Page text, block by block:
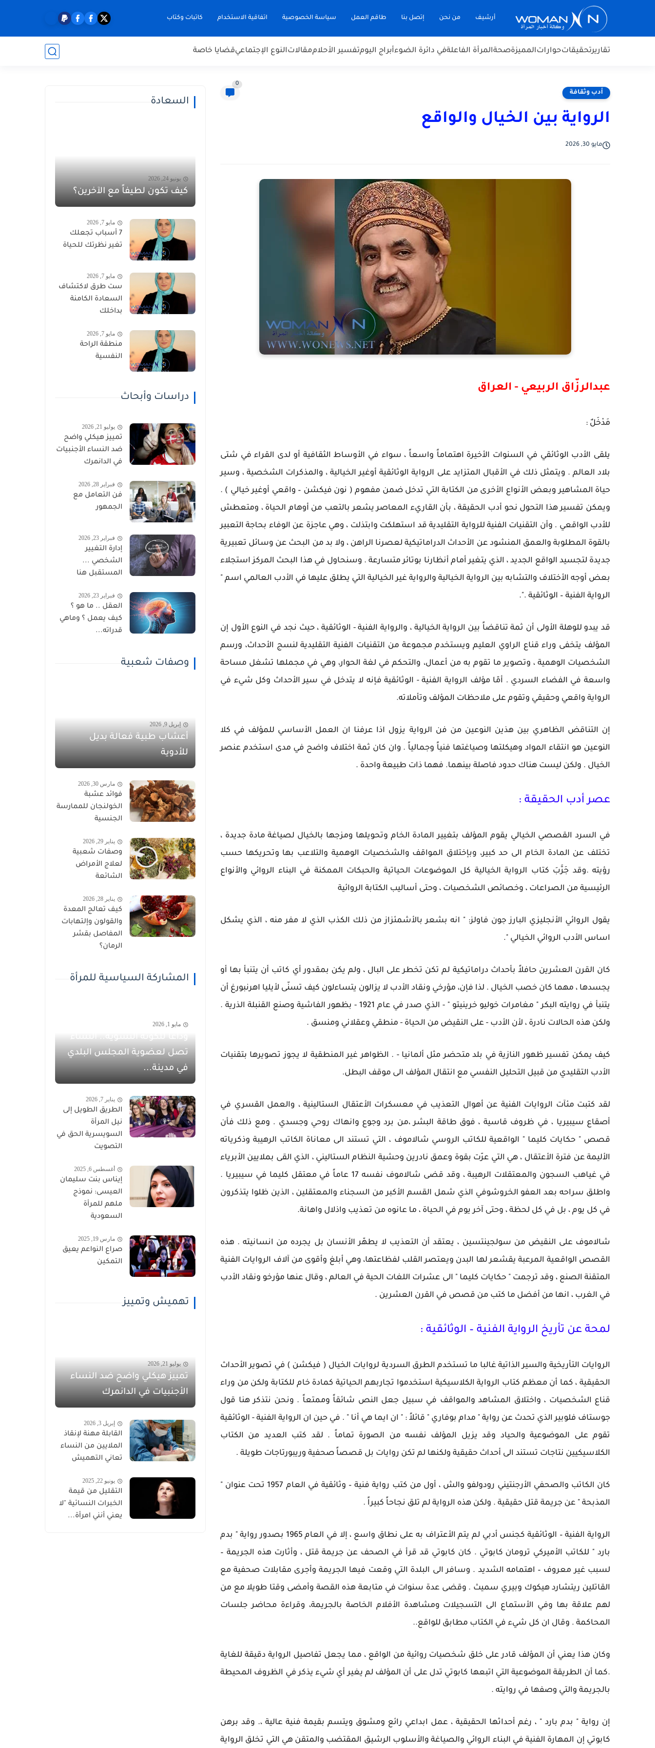
أرشيف من نحن إتصل بنا طاقم العمل سياسة الخصوصية اتفاقية الاستخدام كاتبات وكتاب
تقاريرتحقيقاتحواراتالمميزةصحةالمرأة الفاعلةفي دائرة الضوءأبراج اليومتفسير الأحلاممقالاتالنوع الإجتماعيقضايا خاصة
أدب وثقافة
0
الرواية بين الخيال والواقع
مايو 30, 2026
عبدالرزّاق الربيعي - العراق
مَدْخَلٌ :
يلقى الأدب الوثائقي في السنوات الأخيرة اهتماماً واسعاً ، سواء في الأوساط الثقافية أو لدى القراء في شتى
بلاد العالم . ويتمثل ذلك في الأقبال المتزايد على الرواية الوثائقية أوغير الخيالية ، والمذكرات الشخصية ، وسير
حياة المشاهير وبعض الأنواع الأخرى من الكتابة التي تدخل ضمن مفهوم ( نون فيكشن – واقعي أوغير خيالي ) .
ويمكن تفسير هذا التحول نحو أدب الحقيقة ، بأن القاريء المعاصر يشعر بالتعب من أوهام الحياة ، ومتعطش
للأدب الواقعي . وأن التقنيات الفنية للرواية التقليدية قد استهلكت وابتذلت ، وهي عاجزة عن الوفاء بحاجة التعبير
بالقوة المطلوبة والعمق المنشود عن الأحداث الدراماتيكية لعصرنا الراهن ، ولا بد من البحث عن وسائل تعبيرية
جديدة لتجسيد الواقع الجديد ، الذي يتغير أمام أنظارنا بوتائر متسارعة . وسنحاول في هذا البحث المركز استجلاء
بعض أوجه الأختلاف والتشابه بين الرواية الخيالية والرواية غير الخيالية التي يطلق عليها في الأدب العالمي اسم "
الرواية الفنية – الوثائقية .".
قد يبدو للوهلة الأولى أن ثمة تناقضاً بين الرواية الخيالية ، والرواية الفنية - الوثائقية ، حيث نجد في النوع الأول إن
المؤلف يتخفى وراء قناع الراوي العليم ويستخدم مجموعة من التقنيات الفنية التقليدية لنسج الأحداث، ورسم
الشخصيات الوهمية ، وتصوير ما تقوم به من أعمال، والتحكم في لغة الحوار، وهي في مجملها تشغل مساحة
واسعة في الفضاء السردي . أمّا مؤلف الرواية الفنية - الوثائقية فإنه لا يتدخل في سير الأحداث وكل شيء في
الرواية واقعي وحقيقي وتقوم على ملاحظات المؤلف وتأملاته.
إن التناقض الظاهري بين هذين النوعين من فن الرواية يزول اذا عرفنا ان العمل الأساسي للمؤلف في كلا
النوعين هو انتقاء المواد وهيكلتها وصياغتها فنياً وجمالياً . وان كان ثمة اختلاف واضح في مدى استخدم عنصر
الخيال . ولكن ليست هناك حدود فاصلة بينهما. فهما ذات طبيعة واحدة .
عصر أدب الحقيقة :
في السرد القصصي الخيالي يقوم المؤلف بتغيير المادة الخام وتحويلها ومزجها بالخيال لصياغة مادة جديدة ،
تختلف عن المادة الخام الى حد كبير، وبإختلاق المواقف والشخصيات الوهمية والتلاعب بها وتحريكها حسب
رؤيته .وقد جَرَّبَ كتاب الرواية الخيالية كل الموضوعات الحياتية والحبكات الممكنة في البناء الروائي والأنواع
الرئيسية من الصراعات ، وخصائص الشخصيات ، وحتى أساليب الكتابة الروائية
يقول الروائي الأنجليزي البارز جون فاولز: " انه بشعر بالأشمئزاز من ذلك الكذب الذي لا مفر منه ، الذي يشكل
اساس الأدب الروائي الخيالي ".
كان القرن العشرين حافلاً بأحداث دراماتيكية لم تكن تخطر على البال ، ولم يكن بمقدور أي كاتب أن يتنبأ بها أو
يجسدها ، مهما كان خصب الخيال . لذا فإن، مؤرخي ونقاد الأدب لا يزالون يتساءلون كيف تسنّى لأيليا اهرنبورغ أن
يتنبأ في روايته البكر " مغامرات خوليو خرينيتو " - الذي صدر في عام 1921 - بظهور الفاشية وصنع القنبلة الذرية .
ولكن هذه الحالات نادرة ، لأن الأدب - على النقيض من الحياة - منطقي وعقلاني ومنسق .
كيف يمكن تفسير ظهور النازية في بلد متحضر مثل ألمانيا - . الظواهر غير المنطقية لا يجوز تصويرها بتقنيات
الأدب التقليدي من قبيل التحليل النفسي مع انتقال المؤلف الى موقف البطل.
لقد كتبت مئآت الروايات الفنية عن أهوال التعذيب في معسكرات الأعتقال الستالينية ، والعمل القسري في
أصقاع سيبيريا ، في ظروف قاسية ، فوق طاقة البشر ،من برد وجوع وانهاك روحي وجسدي . ومع ذلك فأن
قصص " حكايات كليما " الواقعية للكاتب الروسي شالاموف ، التي تستند الى معاناة الكاتب الرهيبة وذكرياته
الأليمة عن فترة الأعتقال ، هي التي عرّت بقوة وعمق نادرين وحشية النظام الستاليني ، الذي القى بملايين الأبرياء
في غياهب السجون والمعتقلات الرهيبة ، وقد قضى شالاموف نفسه 17 عاماً في معتقل كليما في سيبيريا .
واطلق سراحه بعد العفو الخروشوفي الذي شمل القسم الأكبر من السجناء والمعتقلين ، الذين ظلوا يتذكرون
في كل يوم ، بل في كل لحظة ، وحتى آخر يوم في الحياة ، ما عانوه من تعذيب واذلال واهانة.
شالاموف على النقيض من سولجينتسين ، يعتقد أن التعذيب لا يطهّر الأنسان بل يجرده من انسانيته . هذه
القصص الواقعية المرعبة يقشعر لها البدن ويعتصر القلب لفظاعتها، وهي أبلغ وأقوى من آلاف الروايات الفنية
المتقنة الصنع ، وقد ترجمت " حكايات كليما " الى عشرات اللغات الحية في العالم ، وقال عنها مؤرخو ونقاد الأدب
في الغرب ، انها من أفضل ما كتب من قصص في القرن العشرين .
لمحة عن تأريخ الرواية الفنية – الوثائقية :
الروايات التأريخية والسير الذاتية غالبا ما تستخدم الطرق السردية لروايات الخيال ( فيكشن ) في تصوير الأحداث
الحقيقية ، كما أن معظم كتاب الرواية الكلاسيكية استخدموا تجاربهم الحياتية كمادة خام للكتابة ولكن من وراء
قناع الشخصيات ، واختلاق المشاهد والمواقف في سبيل جعل النص شائقاً وممتعاً . ونحن نتذكر هنا قول
جوستاف فلوبير الذي تحدث عن رواية " مدام بوفاري " قائلاً : " ان ايما هي أنا " . في حين ان الرواية الفنية - الوثائقية
تقوم على الموضوعية والحياد وقد يزيل المؤلف نفسه من الصورة تماماً . لقد كتب العديد من الكتاب
الكلاسيكيين نتاجات تستند الى أحداث حقيقية ولكنها لم تكن روايات بل قصصاً صحفية وريبورتاجات طويلة .
كان الكاتب والصحفي الأرجنتيني رودولفو والش ، أول من كتب رواية فنية – وثائقية في العام 1957 تحت عنوان "
المذبحة " عن جريمة قتل حقيقية . ولكن هذه الرواية لم تلق نجاحاً كبيراً .
الرواية الفنية – الوثائقية كجنس أدبي لم يتم الأعتراف به على نطاق واسع ، إلا في العام 1965 بصدور رواية " بدم
بارد " للكاتب الأميركي ترومان كابوتي . كان كابوتي قد قرأ في الصحف عن جريمة قتل ، وأثارت هذه الجريمة –
لسبب غير معروف – اهتمامه الشديد . وسافر الى البلدة التي وقعت فيها الجريمة وأجرى مقابلات صحفية مع
القاتلين ريتشارد هيكوك وبيري سميث . وقضى عدة سنوات في متابعة هذه القصة وأمضى وقتا طويلا مع من
لهم علاقة بها وفي الأستماع الى التسجيلات ومشاهدة الأفلام الخاصة بالجريمة، وقراءة محاضر جلسات
المحاكمة . وقال ان كل شيء في الكتاب مطابق للواقع..
وكان هذا يعني أن المؤلف قادر على خلق شخصيات روائية من الواقع ، مما يجعل تفاصيل الرواية دقيقة للغاية
.كما أن الطريقة الموضوعية التي اتبعها كابوتي تدل على أن المؤلف لم يغير أي شيء يذكر في الظروف المحيطة
بالجريمة والتي وصفها في روايته .
إن رواية " بدم بارد " ، رغم أحداثها الحقيقية ، عمل ابداعي رائع ومشوق ويتسم بقيمة فنية عالية ،. وقد برهن
كابوتي إن المهارة الفنية في البناء الروائي والصياغة والأسلوب الرشيق المقتضب والمتقن هي التي تخلق الرواية
السعادة
يونيو 24, 2026
كيف تكون لطيفاً مع الآخرين؟
مايو 7, 2026
7 أسباب تجعلك
تغير نظرتك للحياة
مايو 7, 2026
ست طرق لاكتشاف
السعادة الكامنة
بداخلك
مايو 7, 2026
منطقة الراحة
النفسية
دراسات وأبحاث
يوليو 21, 2026
تمييز هيكلي واضح
ضد النساء الأجنبيات
في الدانمرك
فبراير 28, 2026
فن التعامل مع
الجمهور
فبراير 23, 2026
إدارة التغيير
الشخصي ...
المستقبل هنا
فبراير 23, 2026
العقل .. ما هو ؟
كيف يعمل ؟ وماهي
قدراته...
وصفات شعبية
إبريل 9, 2026
أعشاب طبية فعالة بديل
للأدوية
مارس 30, 2026
فوائد عشبة
الخولنجان للممارسة
الجنسية
يناير 29, 2026
وصفات شعبية
لعلاج الأمراض
الشائعة
يناير 28, 2026
كيف تعالج المعدة
والقولون وإلتهابات
المفاصل بقشر
الرمان؟
المشاركة السياسية للمرأة
مايو 1, 2026
وداعاً للكوتة النسوية.. النساء
تصل لعضوية المجلس البلدي
في مدينة...
يناير 7, 2026
الطريق الطويل إلى
نيل المرأة
السويسرية الحق في
التصويت
أغسطس 6, 2025
إيناس بنت سليمان
العيسى: نموذج
ملهم للمرأة
السعودية
مارس 19, 2025
صراع النواعم يعيق
التمكين
تهميش وتمييز
يوليو 21, 2026
تمييز هيكلي واضح ضد النساء
الأجنبيات في الدانمرك
إبريل 3, 2026
القابلة مهنة لإنقاذ
الملايين من النساء
تعاني التهميش
يونيو 22, 2025
التقليل من قيمة
الخبرات النسائية "لا
يعني أنني امرأة...